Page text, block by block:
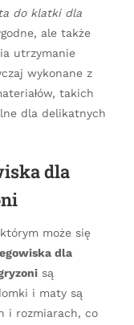
do klatki dla
ale także
utrzymanie
wykonane z
takich
dla delikatnych
dla
może się
dla
są
i maty są
i rozmiarach, co